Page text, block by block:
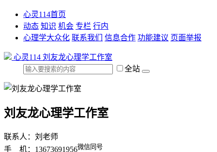
心灵114首页
动态 知识 机会 专栏 行内
心理学大众化 联系我们 信息合作 功能建议 页面举报
心灵114 刘友龙心理学工作室
全站
刘友龙心理学工作室
联系人：刘老师
手 机：13673691956微信同号